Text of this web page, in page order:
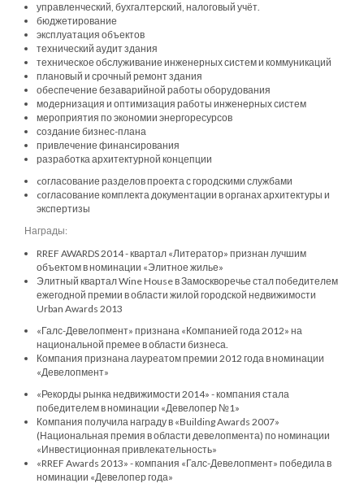
управленческий, бухгалтерский, налоговый учёт.
бюджетирование
эксплуатация объектов
технический аудит здания
техническое обслуживание инженерных систем и коммуникаций
плановый и срочный ремонт здания
обеспечение безаварийной работы оборудования
модернизация и оптимизация работы инженерных систем
мероприятия по экономии энергоресурсов
создание бизнес-плана
привлечение финансирования
разработка архитектурной концепции
cогласование разделов проекта с городскими службами
cогласование комплекта документации в органах архитектуры и
экспертизы
Награды:
RREF AWARDS 2014 - квартал «Литератор» признан лучшим
объектом в номинации «Элитное жилье»
Элитный квартал Wine House в Замоскворечье стал победителем
ежегодной премии в области жилой городской недвижимости
Urban Awards 2013
«Галс-Девелопмент» признана «Компанией года 2012» на
национальной премее в области бизнеса.
Компания признана лауреатом премии 2012 года в номинации
«Девелопмент»
«Рекорды рынка недвижимости 2014» - компания стала
победителем в номинации «Девелопер №1»
Компания получила награду в «Building Awards 2007»
(Национальная премия в области девелопмента) по номинации
«Инвестиционная привлекательность»
«RREF Awards 2013» - компания «Галс-Девелопмент» победила в
номинации «Девелопер года»